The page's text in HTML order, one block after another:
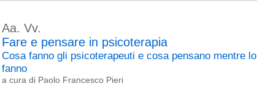
Aa. Vv.
Fare e pensare in psicoterapia
Cosa fanno gli psicoterapeuti e cosa pensano mentre lo
fanno
a cura di Paolo Francesco Pieri